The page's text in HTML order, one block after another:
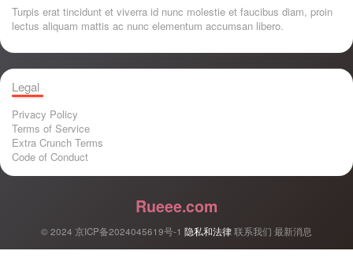
Turpis erat tincidunt et viverra id nunc molestie et faucibus diam, proin
lectus aliquam mattis ac nunc elementum accumsan libero.
Legal
Privacy Policy
Terms of Service
Extra Crunch Terms
Code of Conduct
Rueee.com
© 2024 京ICP备2024045619号-1 隐私和法律联系我们 最新消息